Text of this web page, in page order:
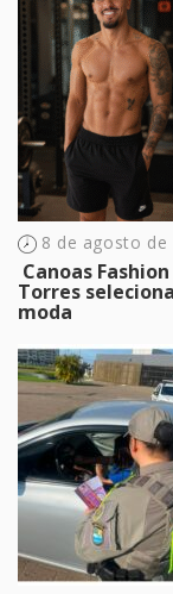
8 de agosto de
Canoas
Torres
moda